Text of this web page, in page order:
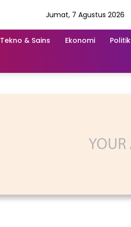
Jumat, 7 Agustus 2026
Tekno & Sains Ekonomi Politik